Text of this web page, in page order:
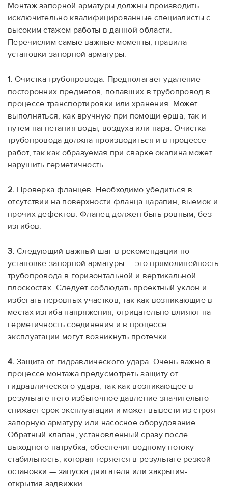
Монтаж запорной арматуры должны производить
исключительно квалифицированные специалисты с
высоким стажем работы в данной области.
Перечислим самые важные моменты, правила
установки запорной арматуры.
1. Очистка трубопровода. Предполагает удаление
посторонних предметов, попавших в трубопровод в
процессе транспортировки или хранения. Может
выполняться, как вручную при помощи ерша, так и
путем нагнетания воды, воздуха или пара. Очистка
трубопровода должна производиться и в процессе
работ, так как образуемая при сварке окалина может
нарушить герметичность.
2. Проверка фланцев. Необходимо убедиться в
отсутствии на поверхности фланца царапин, выемок и
прочих дефектов. Фланец должен быть ровным, без
изгибов.
3. Следующий важный шаг в рекомендации по
установке запорной арматуры — это прямолинейность
трубопровода в горизонтальной и вертикальной
плоскостях. Следует соблюдать проектный уклон и
избегать неровных участков, так как возникающие в
местах изгиба напряжения, отрицательно влияют на
герметичность соединения и в процессе
эксплуатации могут возникнуть протечки.
4. Защита от гидравлического удара. Очень важно в
процессе монтажа предусмотреть защиту от
гидравлического удара, так как возникающее в
результате него избыточное давление значительно
снижает срок эксплуатации и может вывести из строя
запорную арматуру или насосное оборудование.
Обратный клапан, установленный сразу после
выходного патрубка, обеспечит водному потоку
стабильность, которая теряется в результате резкой
остановки — запуска двигателя или закрытия-
открытия задвижки.